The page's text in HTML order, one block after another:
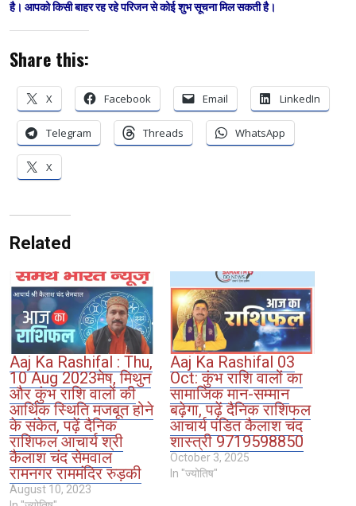
है। आपको किसी बाहर रह रहे परिजन से कोई शुभ सूचना मिल सकती है।
Share this:
X Facebook Email LinkedIn
Telegram Threads WhatsApp
X
Related
Aaj Ka Rashifal : Thu,
10 Aug 2023मेष, मिथुन
और कुंभ राशि वालों की
आर्थिक स्थिति मजबूत होने
के संकेत, पढ़ें दैनिक
राशिफल आचार्य श्री
कैलाश चंद सेमवाल
रामनगर राममंदिर रुड़की
August 10, 2023
Aaj Ka Rashifal 03
Oct: कुंभ राशि वालों का
सामाजिक मान-सम्मान
बढ़ेगा, पढ़ें दैनिक राशिफल
आचार्य पंडित कैलाश चंद
शास्त्री 9719598850
October 3, 2025
In "ज्योतिष"